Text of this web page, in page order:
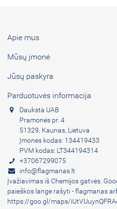
Apie mus
Mūsų įmonė
Jūsų paskyra
Parduotuvės informacija
Dauksta UAB
Pramonės pr. 4
51329, Kaunas, Lietuva
Įmonės kodas: 134419433
PVM kodas: LT344194314
+37067299075
info@flagmanas.lt
Įvažiavimas iš Chemijos gatvės.
paieškos lange rašyti - flagmanas
https://goo.gl/maps/